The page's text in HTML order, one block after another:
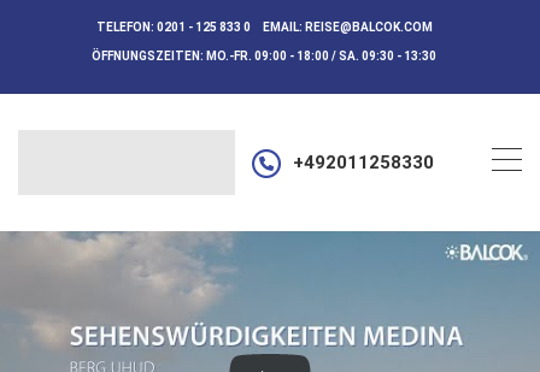
TELEFON: 0201 - 125 833 0 EMAIL: REISE@BALCOK.COM
ÖFFNUNGSZEITEN: MO.-FR. 09:00 - 18:00 / SA. 09:30 - 13:30
+492011258330